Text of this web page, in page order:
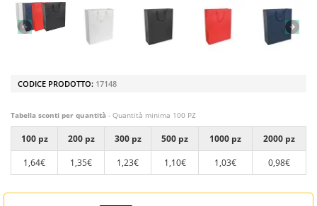
CODICE PRODOTTO: 17148
Tabella sconti per quantità - Quantità minima 100 PZ
100 pz 200 pz 300 pz 500 pz 1000 pz
2000 pz
1,64€
1,35€ 1,23€ 1,10€ 1,03€ 0,98€